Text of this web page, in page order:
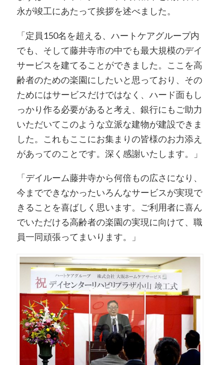
永が竣工にあたって挨拶を述べました。
「定員150名を超える、ハートケアグループ内
でも、そして藤井寺市の中でも最大規模のデイ
サービスを建てることができました。ここを高
齢者のための楽園にしたいと思っており、その
ためにはサービスだけではなく、ハード面もし
っかり作る必要があると考え、銀行にもご助力
いただいてこのような立派な建物が建設できま
した。これもここにお集まりの皆様のお力添え
があってのことです。深く感謝いたします。」
「デイルーム藤井寺から何倍もの広さになり、
今までできなかったいろんなサービスが実現で
きることを喜ばしく思います。ご利用者に喜ん
でいただける高齢者の楽園の実現に向けて、職
員一同頑張ってまいります。」